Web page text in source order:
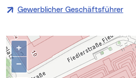
Gewerblicher Geschäftsführer
Kontakte
Karte überspringen
+
−